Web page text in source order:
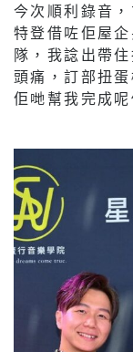
今次順利錄音
特登借咗佢屋
隊，我諗出帶
頭痛，訂部扭
佢哋幫我完成